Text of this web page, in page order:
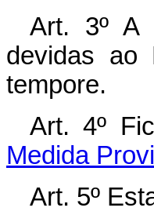
Art. 3º A
devidas ao
tempore.
Art. 4º
Medida
Art. 5º